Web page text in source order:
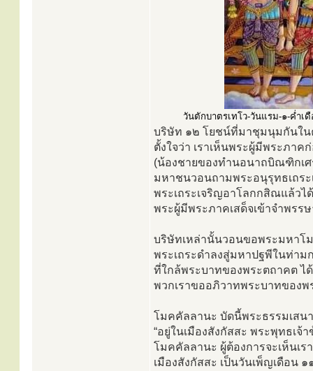
วันตักบาตรเทโว-วันแรม-๑-ค่ำเ
บริษัท ๑๒ โยชน์ที่มาชุมนุมกันใน
ตั้งใจว่า เราเห็นพระผู้มีพระภา
(น้องชายของทำนอนาถบิณฑิกเศ
มหาชนวอนถามพระอนุรุทธเถร
พระเถระเจริญอาโลกกสิณแล้วไ
พระผู้มีพระภาคเสด็จเข้าจำพรร
บริษัทเหล่านั้นวอนขอพระมหาโ
พระเถระดำลงสู่มหาปฐพีในท่า
ที่ใกล้พระบาทของพระตถาคต ไ
พวกเราขออภิวาทพระบาทของพ
โมคคัลลานะ บัดนี้พระธรรมเสน
“อยู่ในเมืองสังกัสสะ พระพุทธเจ้า
โมคคัลลานะ ผู้ต้องการจะเห็นเร
เมืองสังกัสสะ เป็นวันเพ็ญเดือน